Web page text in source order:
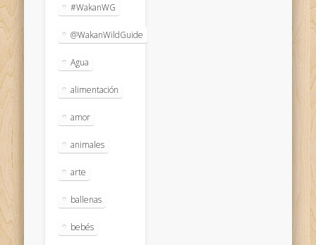
#WakanWG
@WakanWildGuide
Agua
alimentación
amor
animales
arte
ballenas
bebés